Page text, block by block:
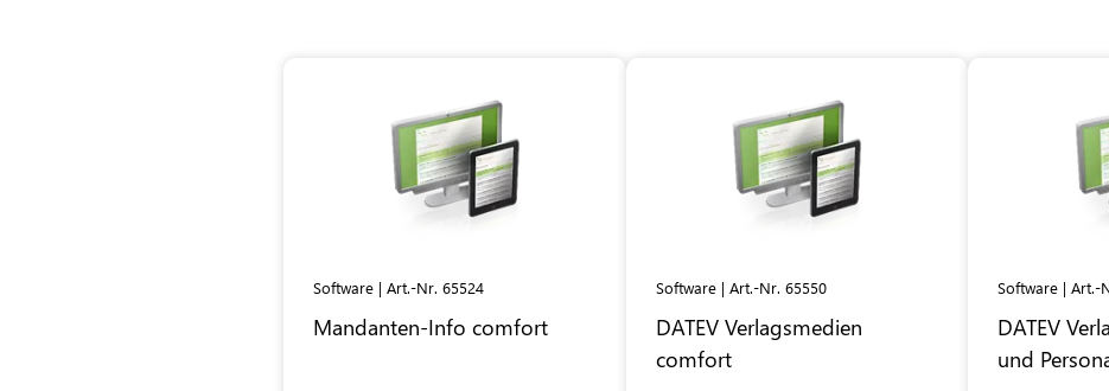
Software | Art.-Nr. 65524
Mandanten-Info comfort
Software | Art.-Nr. 65550
DATEVVerlagsmedien
comfort
Software | Art.-
DATEV
und